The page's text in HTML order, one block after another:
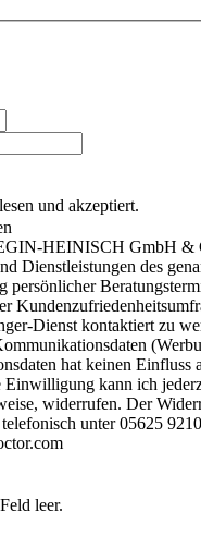
und akzeptiert.
HEINISCH GmbH &
Dienstleistungen des
persönlicher
Dienst kontaktiert zu
hat keinen Einfluss
kann ich
widerrufen. Der
unter 05625
leer.